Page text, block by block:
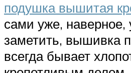
подушка вышитая
сами уже, наверное,
заметить, вышивка
всегда бывает